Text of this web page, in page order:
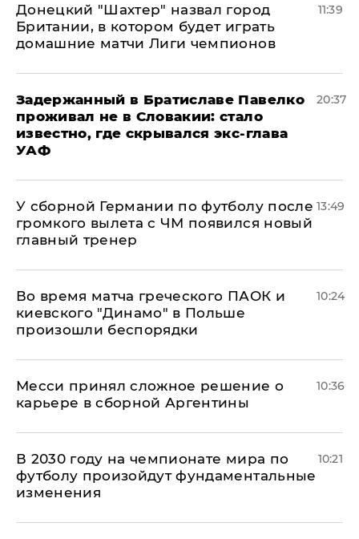
Донецкий "Шахтер" назвал город
Британии, в котором будет играть
домашние матчи Лиги чемпионов
11:39
Задержанный в Братиславе Павелко
проживал не в Словакии: стало
известно, где скрывался экс-глава
УАФ
20:37
У сборной Германии по футболу после
громкого вылета с ЧМ появился новый
главный тренер
13:49
Во время матча греческого ПАОК и
киевского "Динамо" в Польше
произошли беспорядки
10:24
Месси принял сложное решение о
карьере в сборной Аргентины
10:36
В 2030 году на чемпионате мира по
футболу произойдут фундаментальные
изменения
10:21